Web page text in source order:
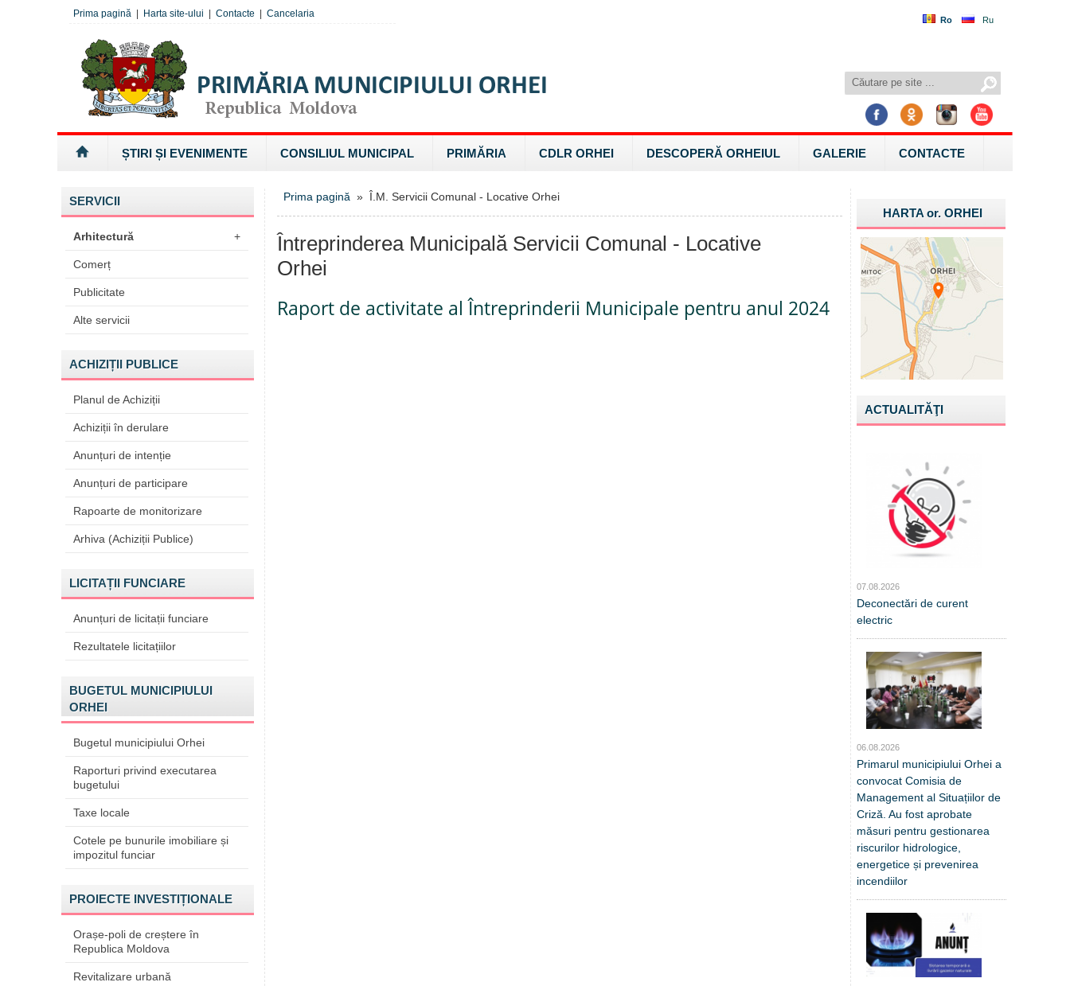
Ro Ru
Prima pagină Harta site-ului Contacte Cancelaria
ȘTIRI ȘI EVENIMENTE CONSILIUL MUNICIPAL PRIMĂRIA CDLR ORHEI DESCOPERĂ ORHEIUL GALERIE CONTACTE
SERVICII
Arhitectură +
Comerț
Publicitate
Alte servicii
ACHIZIȚII PUBLICE
Planul de Achiziții
Achiziții în derulare
Anunțuri de intenție
Anunțuri de participare
Rapoarte de monitorizare
Arhiva (Achiziții Publice)
LICITAȚII FUNCIARE
Anunțuri de licitații funciare
Rezultatele licitațiilor
BUGETUL MUNICIPIULUI
ORHEI
Bugetul municipiului Orhei
Raporturi privind executarea
bugetului
Taxe locale
Cotele pe bunurile imobiliare și
impozitul funciar
PROIECTE INVESTIȚIONALE
Orașe-poli de creștere în
Republica Moldova
Revitalizare urbană
Prima pagină » Î.M. Servicii Comunal - Locative Orhei
Întreprinderea Municipală Servicii Comunal - Locative
Orhei
Raport de activitate al Întreprinderii Municipale pentru anul 2024
HARTA or.ORHEI
ACTUALITĂŢI
07.08.2026
Deconectări de curent
electric
06.08.2026
Primarul municipiului Orhei a
convocat Comisia de
Management al Situațiilor de
Criză. Au fost aprobate
măsuri pentru gestionarea
riscurilor hidrologice,
energetice și prevenirea
incendiilor